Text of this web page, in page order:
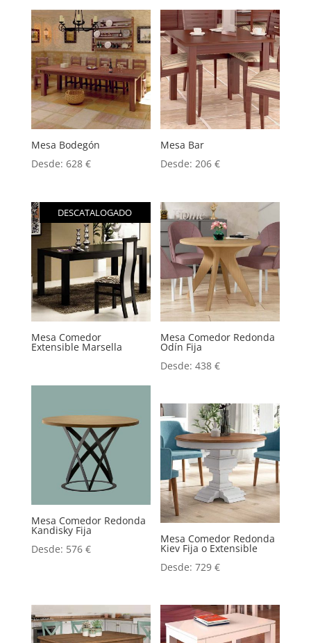
Mesa Bodegón
Desde: 628 €
Mesa Bar
Desde:206€
DESCATALOGADO
Mesa Comedor
Extensible Marsella
Mesa Comedor Redonda
Odín Fija
Desde:438€
Mesa Comedor Redonda
Kandisky Fija
Desde: 576 €
Mesa Comedor Redonda
Kiev Fija o Extensible
Desde:729€